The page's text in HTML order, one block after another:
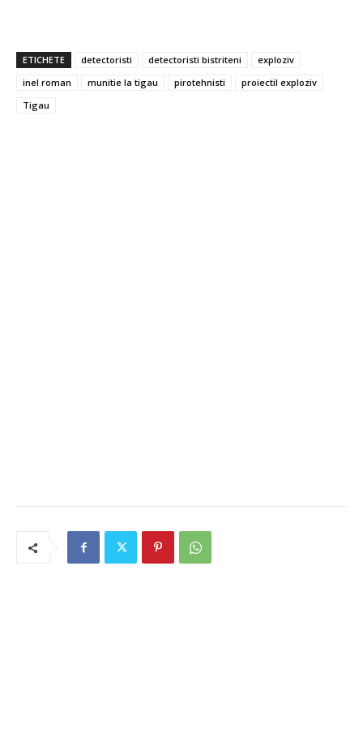
ETICHETE detectoristi detectoristi bistriteni
exploziv
inel roman
munitie la tigau pirotehnisti
proiectil exploziv
Tigau